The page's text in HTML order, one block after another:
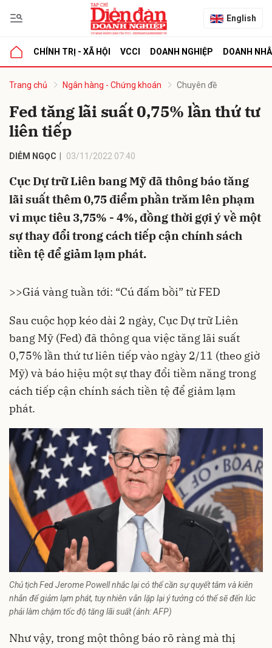
English
CHÍNH TRỊ - XÃ HỘI VCCI DOANH NGHIỆP DOANH
Trang chủ Ngân hàng - Chứng khoán Chuyên đề
Fed tăng lãi suất 0,75% lần thứ tư
liên tiếp
DIỄM NGỌC 03/11/2022 07:40
Cục Dự trữ Liên bang Mỹ đã thông báo tăng
lãi suất thêm 0,75 điểm phần trăm lên phạm
vi mục tiêu 3,75% - 4%, đồng thời gợi ý về một
sự thay đổi trong cách tiếp cận chính sách
tiền tệ để giảm lạm phát.
>>Giá vàng tuần tới: “Cú đấm bồi” từ FED
Sau cuộc họp kéo dài 2 ngày, Cục Dự trữ Liên
bang Mỹ (Fed) đã thông qua việc tăng lãi suất
0,75% lần thứ tư liên tiếp vào ngày 2/11 (theo giờ
Mỹ) và báo hiệu một sự thay đổi tiềm năng trong
cách tiếp cận chính sách tiền tệ để giảm lạm
phát.
Chủ tịch Fed Jerome Powell nhắc lại có thể cần sự quyết tâm và kiên
nhẫn để giảm lạm phát, tuy nhiên vẫn lặp lại ý tưởng có thể sẽ đến lúc
phải làm chậm tốc độ tăng lãi suất (ảnh: AFP)
Như vậy, trong một thông báo rõ ràng mà thị
luận
Hủy